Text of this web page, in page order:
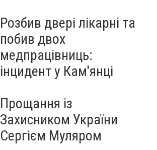
Розбив двері лікарні та
побив двох
медпрацівниць:
інцидент у Кам'янці
Прощання із
Захисником України
Сергієм Муляром